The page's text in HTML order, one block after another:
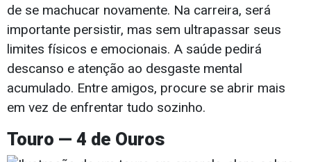
de se machucar novamente. Na carreira, será
importante persistir, mas sem ultrapassar seus
limites físicos e emocionais. A saúde pedirá
descanso e atenção ao desgaste mental
acumulado. Entre amigos, procure se abrir mais
em vez de enfrentar tudo sozinho.
Touro — 4 de Ouros